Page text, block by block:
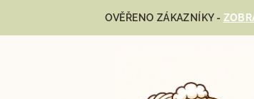
OVĚŘENO ZÁKAZNÍKY -